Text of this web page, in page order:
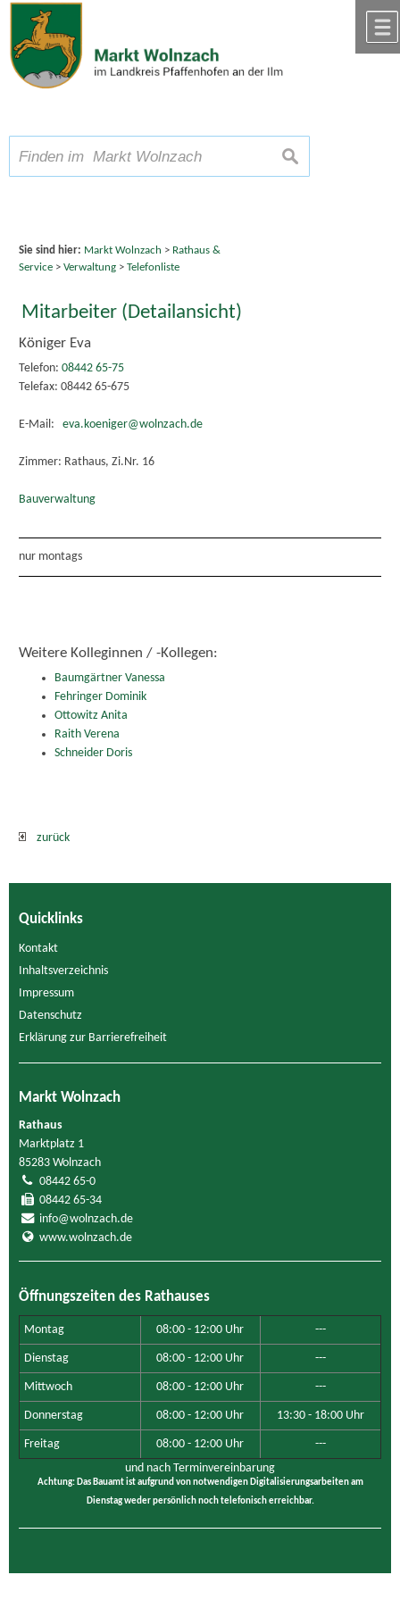
Zum Inhalt,zur Navigation
Schriftgröße A A A suchen
Sie sind hier: Markt Wolnzach > Rathaus &
Service> Verwaltung> Telefonliste
Mitarbeiter (Detailansicht)
Königer Eva
Telefon: 08442 65-75
Telefax: 08442 65-675
E-Mail: eva.koeniger@wolnzach.de
Zimmer: Rathaus, Zi.Nr. 16
Bauverwaltung
nur montags
Weitere Kolleginnen / -Kollegen:
Baumgärtner Vanessa
Fehringer Dominik
Ottowitz Anita
Raith Verena
Schneider Doris
zurück
Quicklinks
Kontakt
Inhaltsverzeichnis
Impressum
Datenschutz
Erklärung zur Barrierefreiheit
Markt Wolnzach
Rathaus
Marktplatz 1
85283 Wolnzach
08442 65-0
08442 65-34
info@wolnzach.de
www.wolnzach.de
Öffnungszeiten des Rathauses
Montag 08:00 - 12:00 Uhr ---
Dienstag 08:00 - 12:00 Uhr ---
Mittwoch 08:00 - 12:00 Uhr ---
Donnerstag 08:00 - 12:00 Uhr 13:30 - 18:00 Uhr
Freitag 08:00 - 12:00 Uhr
---
und nach Terminvereinbarung
Achtung: Das Bauamt ist aufgrund von notwendigen Digitalisierungsarbeiten am
Dienstag weder persönlich noch telefonisch erreichbar.